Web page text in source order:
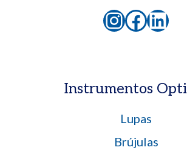
Instagram
Instrumentos
Lupas
Brújulas